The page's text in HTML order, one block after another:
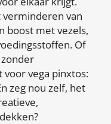
verminderen van
boost met vezels,
Of
voor vega pinxtos:
zeg nou zelf, het